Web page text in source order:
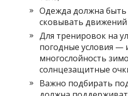
Одежда должна быть
сковывать
Для тренировок на
погодные условия —
многослойность
солнцезащитные
Важно подбирать